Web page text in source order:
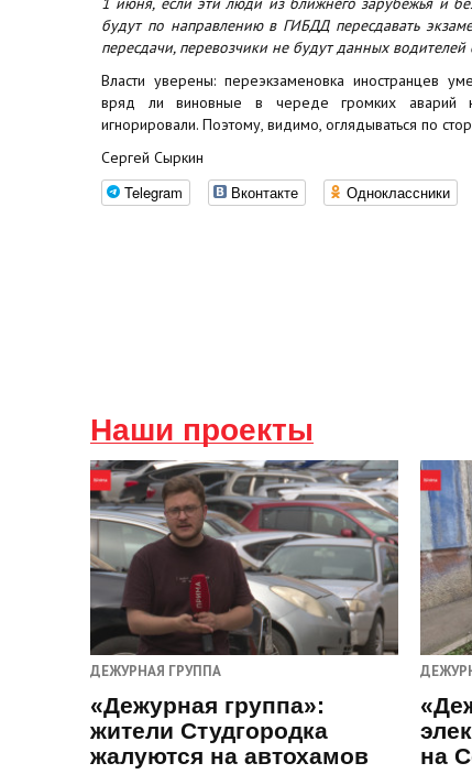
будут по направлению в ГИБДД пересдавать
пересдачи, перевозчики не будут данных водителей
Власти уверены: переэкзаменовка иностранцев
вряд ли виновные в череде громких аварий
игнорировали. Поэтому, видимо, оглядываться по
Сергей Сыркин
Telegram Вконтакте Одноклассники
Наши проекты
ДЕЖУРНАЯ ГРУППА
«Дежурная группа»:
жители Студгородка
жалуются на автохамов
на